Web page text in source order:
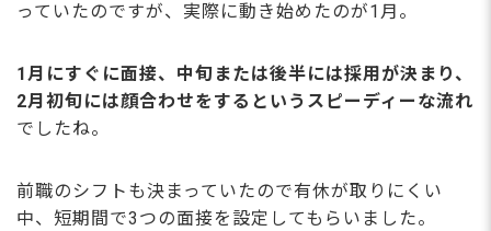
っていたのですが、実際に動き始めたのが1月。
1月にすぐに面接、中旬または後半には採用が決まり、
2月初旬には顔合わせをするというスピーディーな流れ
でしたね。
前職のシフトも決まっていたので有休が取りにくい
中、短期間で3つの面接を設定してもらいました。